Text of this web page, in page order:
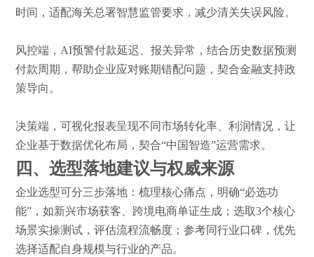
时间，适配海关总署智慧监管要求，减少清关失误风险。
风控端， AI预警付款延迟、报关异常，结合历史数据预测
付款周期，帮助企业应对账期错配问题，契合金融支持政
策导向。
决策端，可视化报表呈现不同市场转化率、利润情况，让
企业基于数据优化布局，契合“中国智造”运营需求。
四、选型落地建议与权威来源
企业选型可分三步落地：梳理核心痛点，明确“必选功
能”，如新兴市场获客、跨境电商单证生成；选取3个核心
场景实操测试，评估流程流畅度；参考同行业口碑，优先
选择适配自身规模与行业的产品。